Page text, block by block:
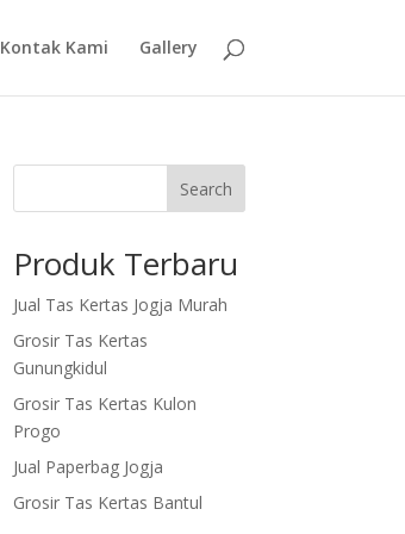
Kontak Kami Gallery
Search
Produk Terbaru
Jual Tas Kertas Jogja Murah
Grosir Tas Kertas
Gunungkidul
Grosir Tas Kertas Kulon
Progo
Jual Paperbag Jogja
Grosir Tas Kertas Bantul